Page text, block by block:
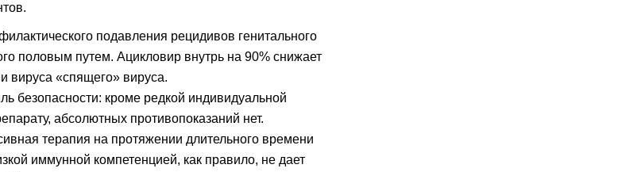
подавления рецидивов генитального
половым путем. Ацикловир внутрь на 90% снижает
вируса «спящего» вируса.
безопасности: кроме редкой индивидуальной
абсолютных противопоказаний нет.
терапия на протяжении длительного времени
иммунной компетенцией, как правило, не дает